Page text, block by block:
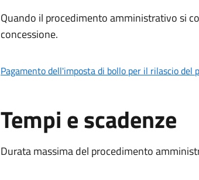
Quando il procedimento amministrativo si
concessione.
Pagamento dell'imposta di bollo per il rilascio del
Tempi e scadenze
Durata massima del procedimento